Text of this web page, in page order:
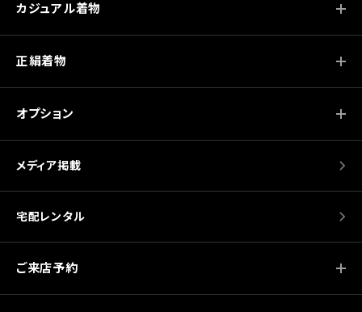
カジュアル着物
正絹着物
オプション
メディア掲載
宅配レンタル
ご来店予約